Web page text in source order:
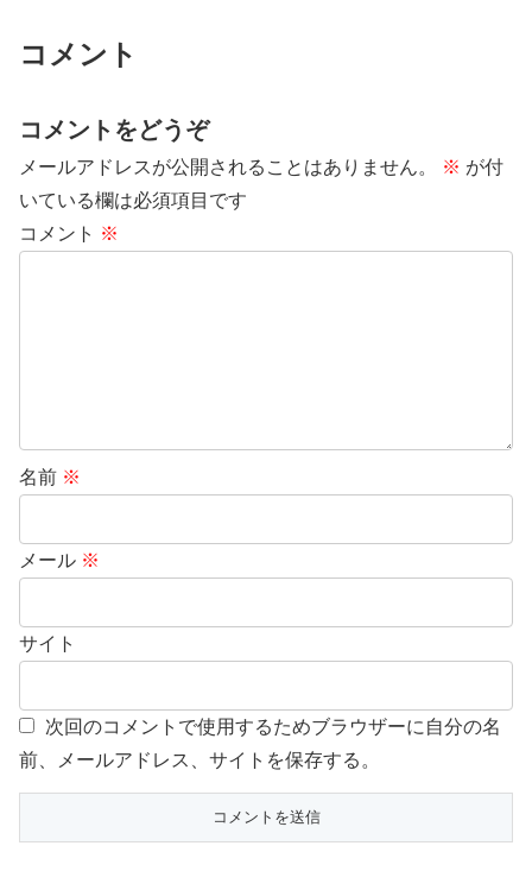
コメント
コメントをどうぞ
メールアドレスが公開されることはありません。 ※ が付
いている欄は必須項目です
コメント ※
名前 ※
メール ※
サイト
次回のコメントで使用するためブラウザーに自分の名
前、メールアドレス、サイトを保存する。